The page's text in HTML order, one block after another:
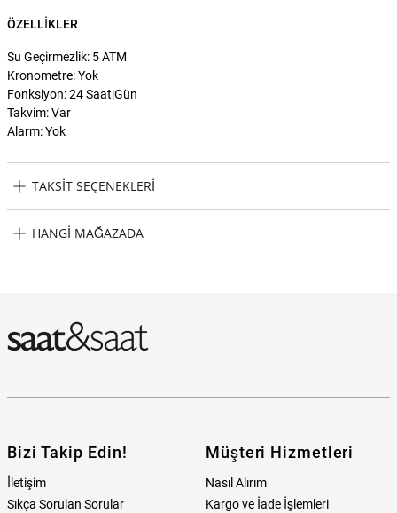
ÖZELLIKLER
Su Geçirmezlik: 5 ATM
Kronometre: Yok
Fonksiyon: 24 Saat|Gün
Takvim: Var
Alarm: Yok
TAKSIT SEÇENEKLERI
HANGI MAĞAZADA
Bizi Takip Edin!
İletişim
Sıkça Sorulan Sorular
Müşteri Hizmetleri
Nasıl Alırım
Kargo ve İade İşlemleri